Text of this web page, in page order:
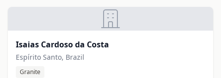
Isaias Cardoso da Costa
Espírito Santo, Brazil
Granite